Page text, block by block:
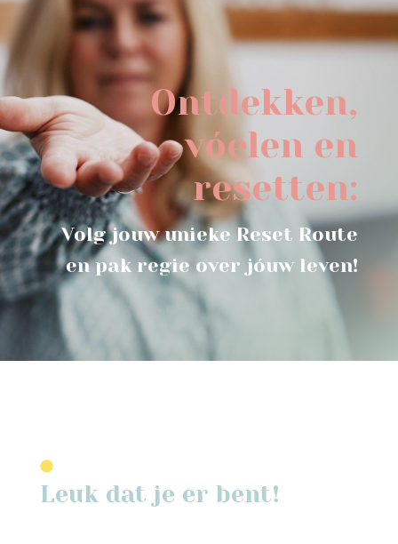
Ontdekken,
vóelen en
resetten:
Volg jouw unieke Reset Route
en pak regie over jóuw leven!
Leuk dat je er bent!